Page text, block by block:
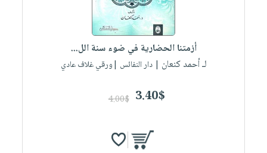
أزمتنا الحضارية في ضوء سنة الل...
لـ أحمد كنعان | دار النفائس |ورقي غلاف عادي
3.40$
4.00$